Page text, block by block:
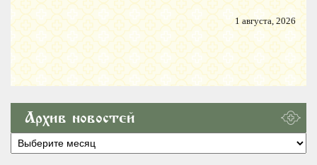
1 августа, 2026
Архив новостей
Архив
новостей